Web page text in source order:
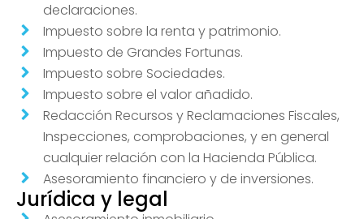
declaraciones.
Impuesto sobre la renta y patrimonio.
Impuesto de Grandes Fortunas.
Impuesto sobre Sociedades.
Impuesto sobre el valor añadido.
Redacción Recursos y Reclamaciones Fiscales,
Inspecciones, comprobaciones, y en general
cualquier relación con la Hacienda Pública.
Asesoramiento financiero y de inversiones.
Jurídica y legal